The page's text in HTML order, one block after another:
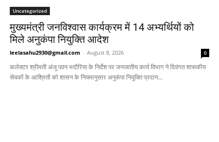
Uncategorized
मुख्यमंत्री जनविश्वास कार्यक्रम में 14 अभ्यर्थियों को
मिले अनुकंपा नियुक्ति आदेश
leelasahu2930@gmail.com - August 8, 2026 0
कलेक्टर श्रीमती अंजू पवन भदौरिया के निर्देश पर जनजातीय कार्य विभाग ने दिवंगत शासकीय
सेवकों के आश्रितों को शासन के नियमानुसार अनुकंपा नियुक्ति प्रदान...